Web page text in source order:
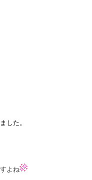
した。
よね